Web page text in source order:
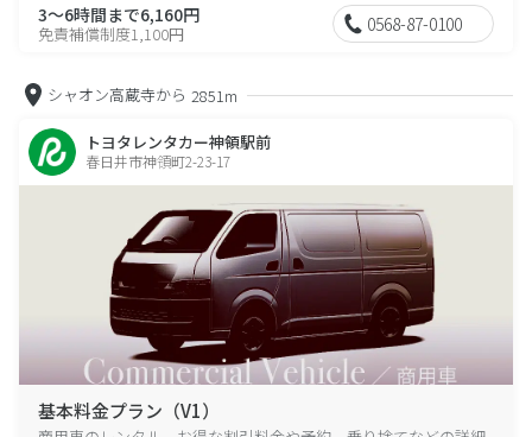
3～6時間まで6,160円
免責補償制度1,100円 0568-87-0100
シャオン高蔵寺から 2851m
トヨタレンタカー神領駅前
春日井市神領町2-23-17
基本料金プラン（V1）